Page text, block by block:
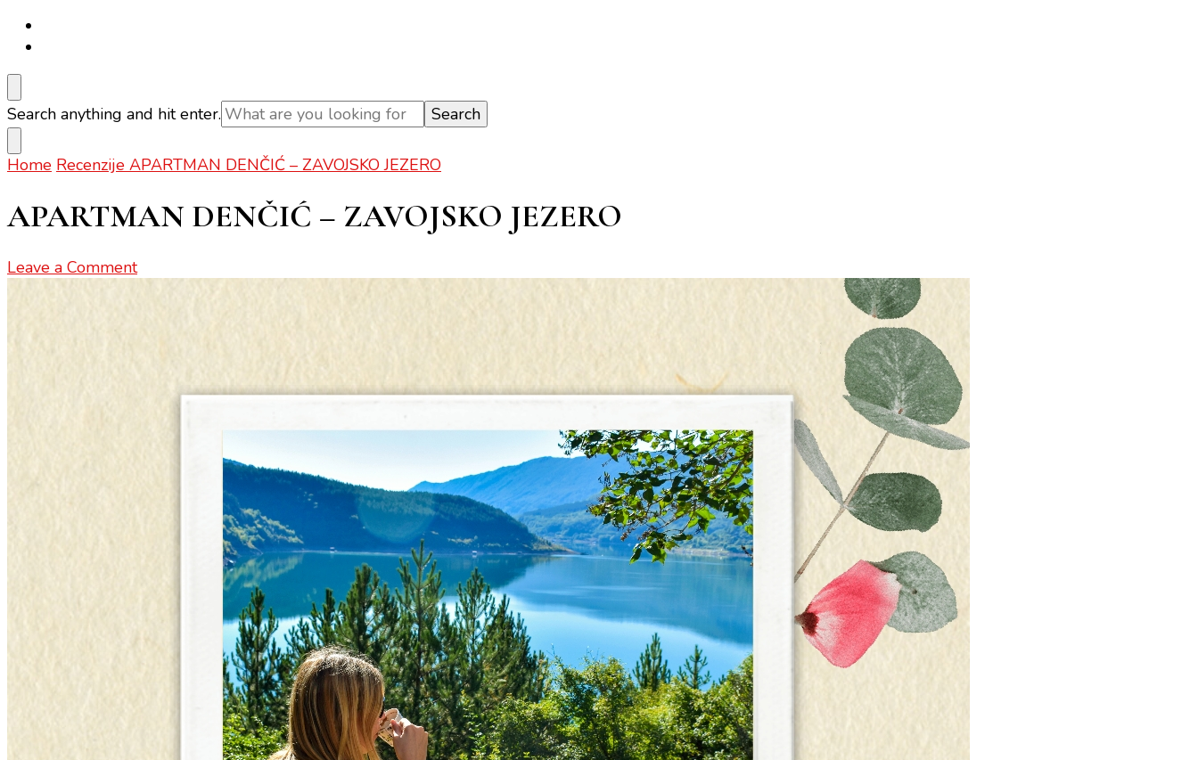
Looking
for
Something?
Search anything and hit enter.
Home Recenzije APARTMAN DENČIĆ – ZAVOJSKO JEZERO
APARTMAN DENČIĆ – ZAVOJSKO JEZERO
Leave a Commenton